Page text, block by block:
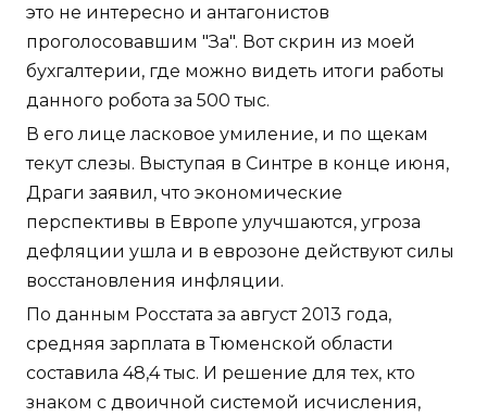
это не интересно и антагонистов
проголосовавшим "За". Вот скрин из моей
бухгалтерии, где можно видеть итоги работы
данного робота за 500 тыс.
В его лице ласковое умиление, и по щекам
текут слезы. Выступая в Синтре в конце июня,
Драги заявил, что экономические
перспективы в Европе улучшаются, угроза
дефляции ушла и в еврозоне действуют силы
восстановления инфляции.
По данным Росстата за август 2013 года,
средняя зарплата в Тюменской области
составила 48,4 тыс. И решение для тех, кто
знаком с двоичной системой исчисления,